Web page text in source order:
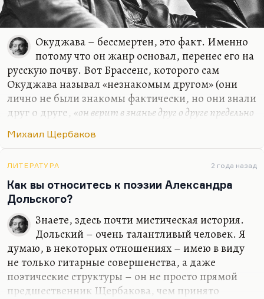
Окуджава – бессмертен, это факт. Именно
потому что он жанр основал, перенес его на
русскую почву. Вот Брассенс, которого сам
Окуджава называл «незнакомым другом» (они
лично не были знакомы фактически, но они знали
друг о друге, «он верит в знанье друг о друге предельно
бессмертие гарантировано именно потому, что он
неоднозначность, загадочность, параллельность
развития куплета и рефрена, – он сумел это
сделать достоянием русской поэзии. Кто из
нынешних будет бессмертен, кого из нынешних
будут читать? Найденко в Одессе, это поэт
огромного значения. Я думаю, что большое
будущее есть у некоторых…
Михаил Щербаков
ЛИТЕРАТУРА 2 года назад
Как вы относитесь к поэзии Александра
Дольского?
Знаете, здесь почти мистическая история.
Дольский – очень талантливый человек. Я
думаю, в некоторых отношениях – имею в виду
не только гитарные совершенства, а даже
поэтические структуры – он не просто прямой
предшественник Щербакова, чем принято